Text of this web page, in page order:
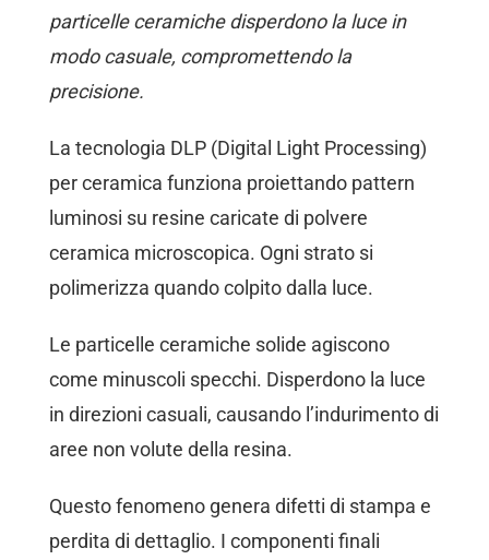
particelle ceramiche disperdono la luce in
modo casuale, compromettendo la
precisione.
La tecnologia DLP (Digital Light Processing)
per ceramica funziona proiettando pattern
luminosi su resine caricate di polvere
ceramica microscopica. Ogni strato si
polimerizza quando colpito dalla luce.
Le particelle ceramiche solide agiscono
come minuscoli specchi. Disperdono la luce
in direzioni casuali, causando l’indurimento di
aree non volute della resina.
Questo fenomeno genera difetti di stampa e
perdita di dettaglio. I componenti finali